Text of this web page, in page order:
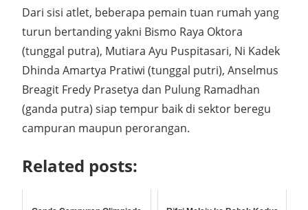
Dari sisi atlet, beberapa pemain tuan rumah yang
turun bertanding yakni Bismo Raya Oktora
(tunggal putra), Mutiara Ayu Puspitasari, Ni Kadek
Dhinda Amartya Pratiwi (tunggal putri), Anselmus
Breagit Fredy Prasetya dan Pulung Ramadhan
(ganda putra) siap tempur baik di sektor beregu
campuran maupun perorangan.
Related posts: